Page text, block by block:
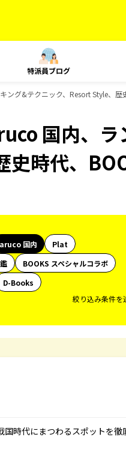
特派員ブログ
グ&テクニック、Resort Style、
国内、ラ
時代、
aruco 国内
Plat
BOOKS スペシャルコラボ
D-Books
絞り込み条件を
国時代にまつわるスポットを徹